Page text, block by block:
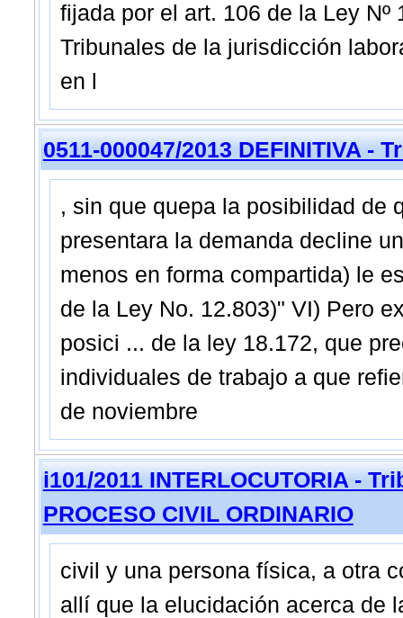
fijada por el art. 106 de la Ley
Tribunales de la jurisdicción
en l
0511-000047/2013 DEFINITIVA -
, sin que quepa la posibilidad de
presentara la demanda decline
menos en forma compartida) le
de la Ley No. 12.803)" VI) Pero
posici ... de la ley 18.172, que
individuales de trabajo a que
de noviembre
i101/2011 INTERLOCUTORIA -
PROCESO CIVIL ORDINARIO
civil y una persona física, a otra
allí que la elucidación acerca de